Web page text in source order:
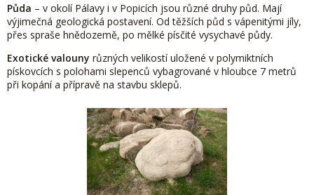
Půda – v okolí Pálavy i v Popicích jsou různé druhy půd. Mají
výjimečná geologická postavení. Od těžších půd s vápenitými jíly,
přes spraše hnědozemě, po mělké písčité vysychavé půdy.
Exotické valouny různých velikostí uložené v polymiktních
pískovcích s polohami slepenců vybagrované v hloubce 7 metrů
při kopání a přípravě na stavbu sklepů.